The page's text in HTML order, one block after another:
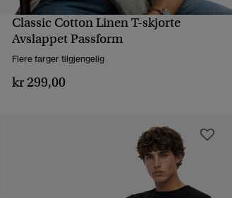
HURTIGVISNING
Classic Cotton Linen T-skjorte
Avslappet Passform
Flere farger tilgjengelig
kr 299,00